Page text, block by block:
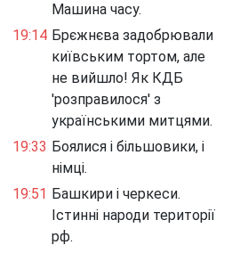
Машина часу.
19:14 Брєжнєва задобрювали
київським тортом, але
не вийшло! Як КДБ
'розправилося' з
українськими митцями.
19:33 Боялися і більшовики, і
німці.
19:51 Башкири і черкеси.
Істинні народи території
рф.